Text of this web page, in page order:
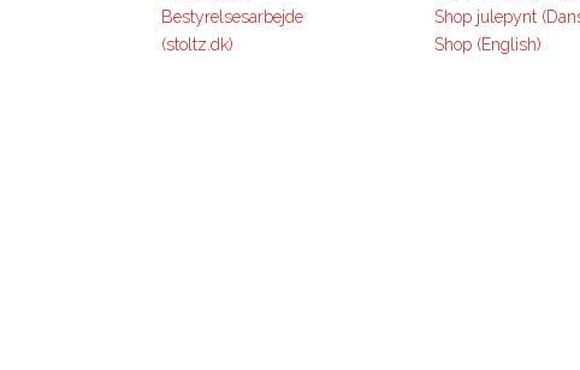
Bestyrelsesarbejde
(stoltz.dk)
Shop julepynt
Shop (English)